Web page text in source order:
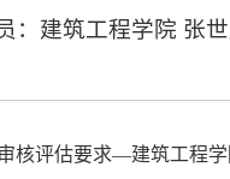
：建筑工程学院 张世
核评估要求—建筑工程